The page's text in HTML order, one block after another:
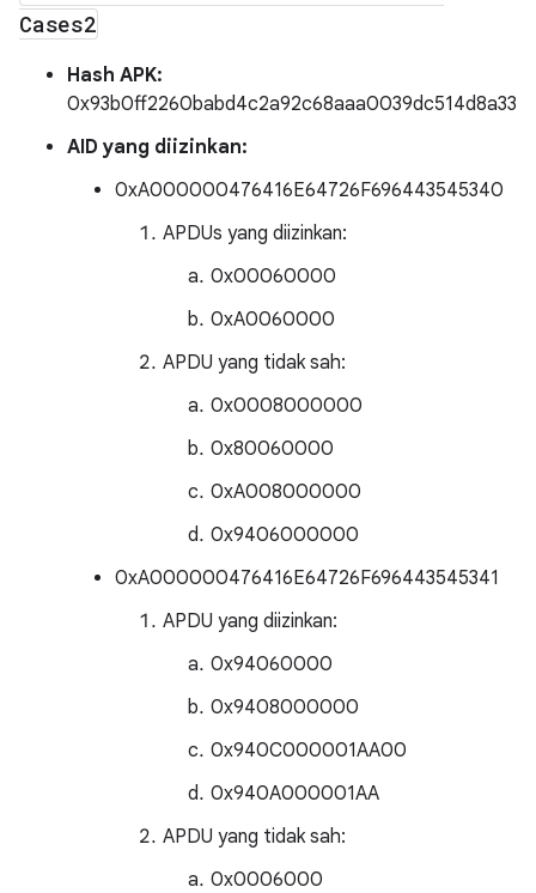
Cases2
Hash APK:
0x93b0ff2260babd4c2a92c68aaa0039dc514d8a33
AID yang diizinkan:
0xA000000476416E64726F696443545340
APDUs yang diizinkan:
0x00060000
0xA0060000
APDU yang tidak sah:
0x0008000000
0x80060000
0xA008000000
0x9406000000
0xA000000476416E64726F696443545341
APDU yang diizinkan:
0x94060000
0x9408000000
0x940C000001AA00
0x940A000001AA
APDU yang tidak sah:
0x0006000